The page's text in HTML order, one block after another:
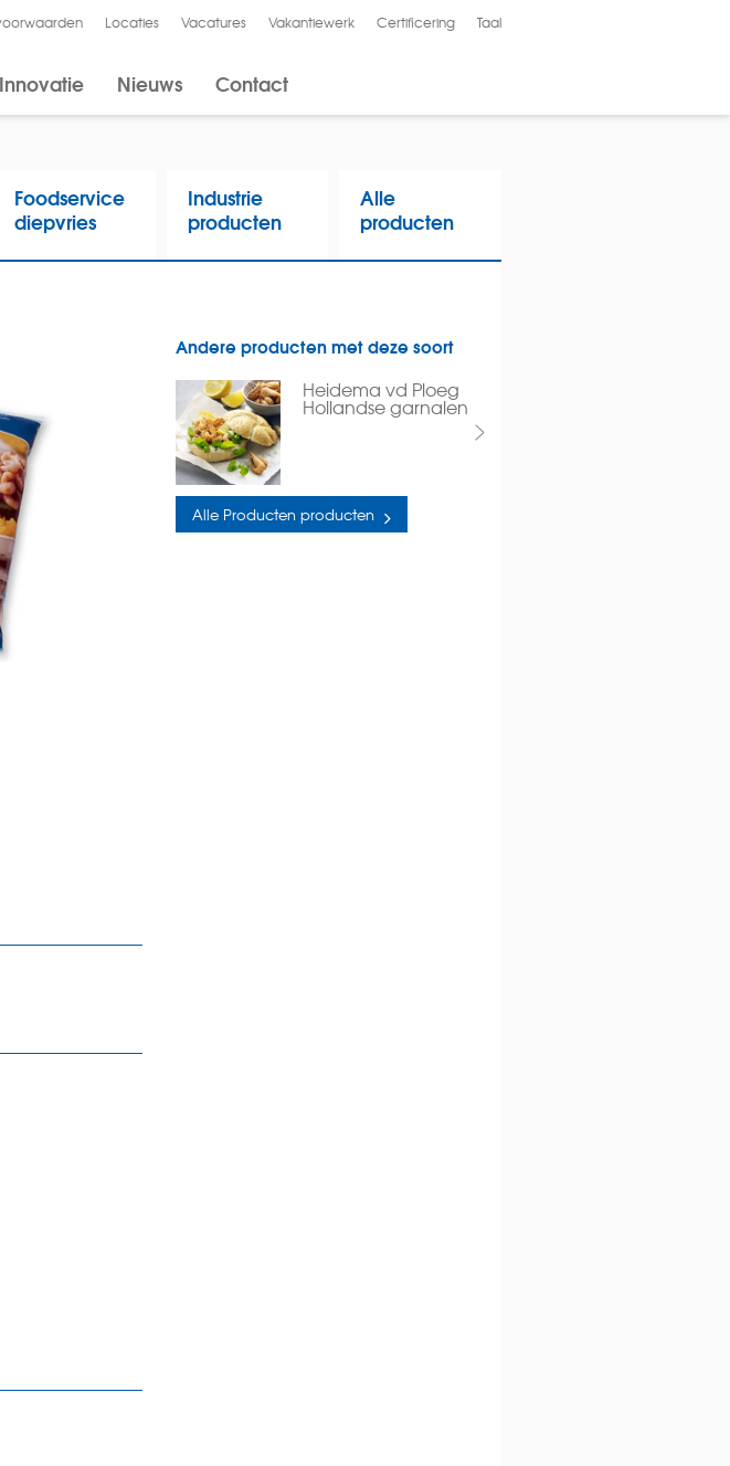
Locaties Vacatures Vakantiewerk Certificering
Taal
Innovatie Nieuws Contact
Foodservice
diepvries
Industrie
producten
Alle
producten
Andere producten met deze soort
Heidema vd Ploeg
Hollandse garnalen
Alle Producten producten